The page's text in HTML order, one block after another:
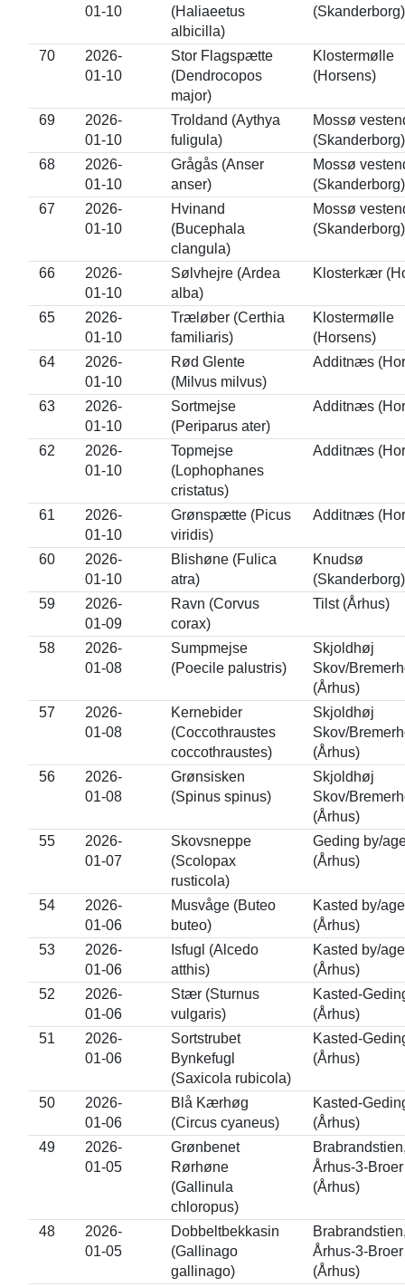
01-10
(Haliaeetus
albicilla)
(Skanderborg)
70
2026-
01-10
Stor Flagspætte
(Dendrocopos
major)
Klostermølle
(Horsens)
69
2026-
01-10
Troldand (Aythya
fuligula)
Mossø
(Skanderborg)
68
2026-
01-10
Grågås (Anser
anser)
Mossø
(Skanderborg)
67
2026-
01-10
Hvinand
(Bucephala
clangula)
Mossø
(Skanderborg)
66
2026-
01-10
Sølvhejre (Ardea
alba)
Klosterkær
65
2026-
01-10
Træløber (Certhia
familiaris)
Klostermølle
(Horsens)
64
2026-
01-10
Rød Glente
(Milvus milvus)
Additnæs
63
2026-
01-10
Sortmejse
(Periparus ater)
Additnæs
62
2026-
01-10
Topmejse
(Lophophanes
cristatus)
Additnæs
61
2026-
01-10
Grønspætte (Picus
viridis)
Additnæs
60
2026-
01-10
Blishøne (Fulica
atra)
Knudsø
(Skanderborg)
59
2026-
01-09
Ravn (Corvus
corax)
Tilst (Århus)
58
2026-
01-08
Sumpmejse
(Poecile palustris)
Skjoldhøj
Skov/
(Århus)
57
2026-
01-08
Kernebider
(Coccothraustes
coccothraustes)
Skjoldhøj
Skov/
(Århus)
56
2026-
01-08
Grønsisken
(Spinus spinus)
Skjoldhøj
Skov/
(Århus)
55
2026-
01-07
Skovsneppe
(Scolopax
rusticola)
Geding by/
(Århus)
54
2026-
01-06
Musvåge (Buteo
buteo)
Kasted by/
(Århus)
53
2026-
01-06
Isfugl (Alcedo
atthis)
Kasted by/
(Århus)
52
2026-
01-06
Stær (Sturnus
vulgaris)
Kasted-
(Århus)
51
2026-
01-06
Sortstrubet
Bynkefugl
(Saxicola rubicola)
Kasted-
(Århus)
50
2026-
01-06
Blå Kærhøg
(Circus cyaneus)
Kasted-
(Århus)
49
2026-
01-05
Grønbenet
Rørhøne
(Gallinula
chloropus)
Århus-3-Broer
(Århus)
48
2026-
01-05
Dobbeltbekkasin
(Gallinago
gallinago)
Århus-3-Broer
(Århus)